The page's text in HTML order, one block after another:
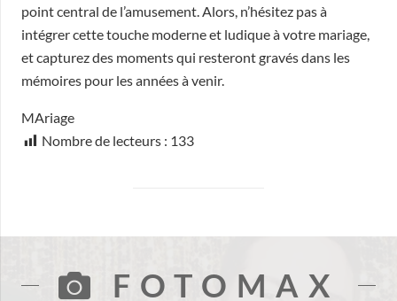
point central de l’amusement. Alors, n’hésitez pas à
intégrer cette touche moderne et ludique à votre mariage,
et capturez des moments qui resteront gravés dans les
mémoires pour les années à venir.
MAriage
Nombre de lecteurs : 133
FOTOMAX